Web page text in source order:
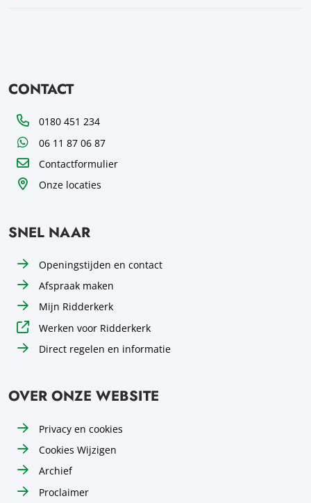
CONTACT
Telefoon0180 451 234
WhatsApp06 11 87 06 87
Contactformulier
Onze locaties
SNEL NAAR
Openingstijden en contact
Afspraak maken
Mijn Ridderkerk
Werken voor Ridderkerk
Direct regelen en informatie
OVER ONZE WEBSITE
Privacy en cookies
Cookies Wijzigen
Archief
Proclaimer